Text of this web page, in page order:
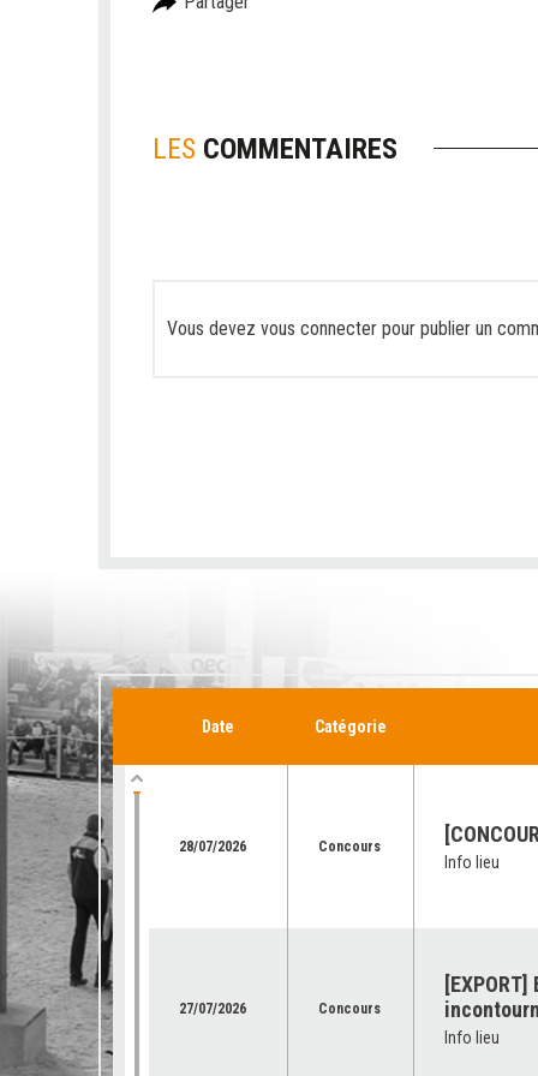
LES COMMENTAIRES
Vous devez vous connecter pour publier un
Date Catégorie
28/07/2026 Concours
Info lieu
27/07/2026 Concours
Info lieu